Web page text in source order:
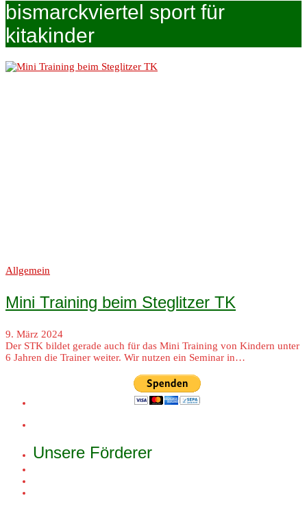
bismarckviertel sport für
kitakinder
Allgemein
Mini Training beim Steglitzer TK
9. März 2024
Der STK bildet gerade auch für das Mini Training von Kindern unter
6 Jahren die Trainer weiter. Wir nutzen ein Seminar in…
Unsere Förderer